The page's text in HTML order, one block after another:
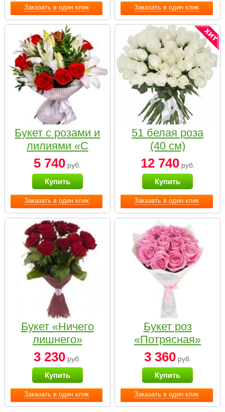
Заказать в один клик Заказать в один клик
Заказать в один клик
Букет с розами и
лилиями «С
наилучшими
пожеланиями»
5 740 руб.
Купить
Заказать в один клик
51 белая роза
(40 см)
12 740руб.
Купить
Заказать в один клик
Букет «Ничего
лишнего»
3 230 руб.
Купить
Заказать в один клик
Букет роз
«Потрясная»
3 360руб.
Купить